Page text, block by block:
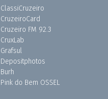
ClassiCruzeiro
CruzeiroCard
Cruzeiro FM 92.3
CruxLab
Grafsul
Depositphotos
Burh
Pink do Bem OSSEL